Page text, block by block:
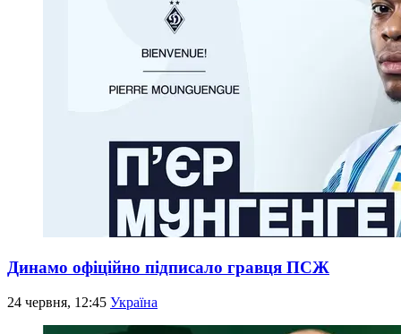
Динамо офіційно підписало гравця ПСЖ
24 червня, 12:45 Україна